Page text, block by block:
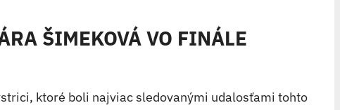
ŠIMEKOVÁ VO FINÁLE
ktoré boli najviac sledovanými udalosťami tohto